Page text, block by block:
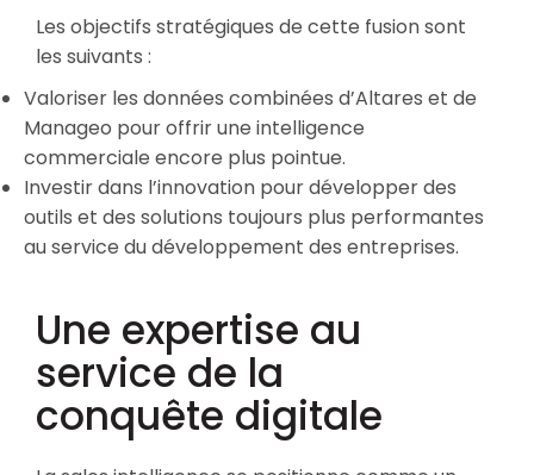
Les objectifs stratégiques de cette fusion sont
les suivants :
Valoriser les données combinées d’Altares et de
Manageo pour offrir une intelligence
commerciale encore plus pointue.
Investir dans l’innovation pour développer des
outils et des solutions toujours plus performantes
au service du développement des entreprises.
Une expertise au
service de la
conquête digitale